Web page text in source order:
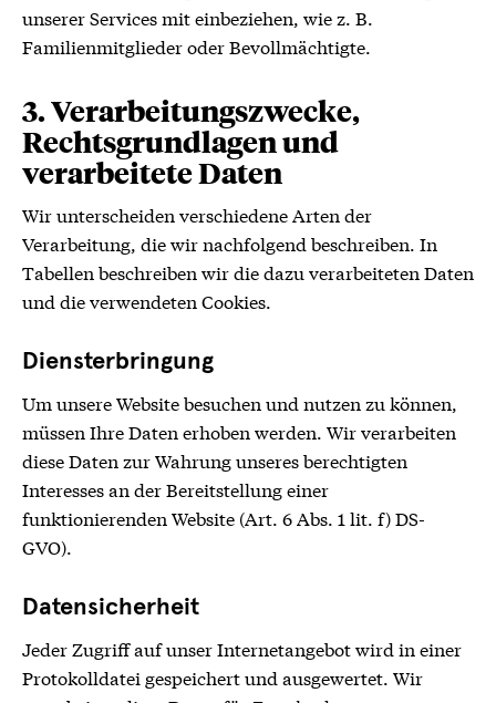
unserer Services mit einbeziehen, wie z. B.
Familienmitglieder oder Bevollmächtigte.
3. Verarbeitungszwecke,
Rechtsgrundlagen und
verarbeitete Daten
Wir unterscheiden verschiedene Arten der
Verarbeitung, die wir nachfolgend beschreiben. In
Tabellen beschreiben wir die dazu verarbeiteten Daten
und die verwendeten Cookies.
Diensterbringung
Um unsere Website besuchen und nutzen zu können,
müssen Ihre Daten erhoben werden. Wir verarbeiten
diese Daten zur Wahrung unseres berechtigten
Interesses an der Bereitstellung einer
funktionierenden Website (Art. 6 Abs. 1 lit. f) DS-
GVO).
Datensicherheit
Jeder Zugriff auf unser Internetangebot wird in einer
Protokolldatei gespeichert und ausgewertet. Wir